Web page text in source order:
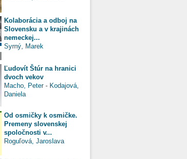
Kolaborácia a odboj na
Slovensku a v krajinách
nemeckej...
Syrný, Marek
Ľudovít Štúr na hranici
dvoch vekov
Macho, Peter- Kodajová,
Daniela
Od osmičky k osmičke.
Premeny slovenskej
spoločnosti v...
Roguľová, Jaroslava